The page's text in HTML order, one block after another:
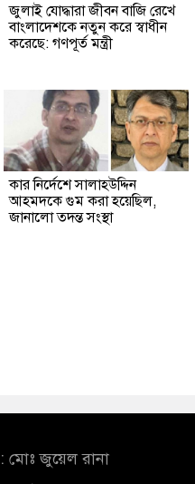
জুলাই যোদ্ধারা জীবন বাজি রেখে
বাংলাদেশকে নতুন করে স্বাধীন
করেছে: গণপূর্ত মন্ত্রী
কার নির্দেশে সালাহউদ্দিন
আহমদকে গুম করা হয়েছিল,
জানালো তদন্ত সংস্থা
মোঃ জুয়েল রানা